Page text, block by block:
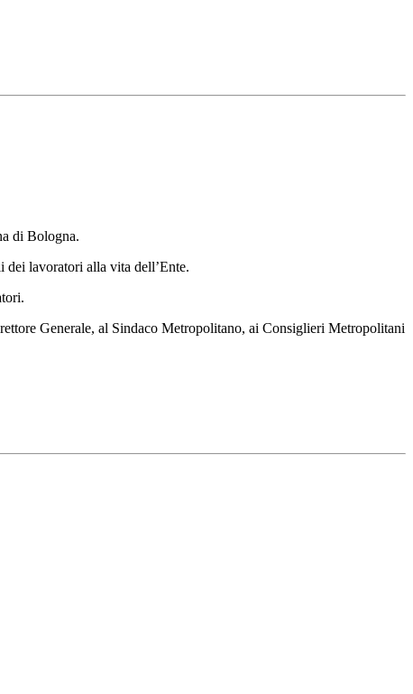
di Bologna.
dei lavoratori alla vita dell’Ente.
Generale, al Sindaco Metropolitano, ai Consiglieri Metropolitani